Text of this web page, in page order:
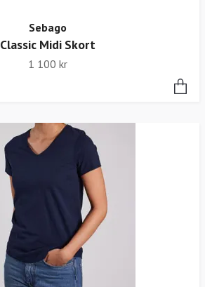
Sebago
Classic Midi Skort
1 100 kr